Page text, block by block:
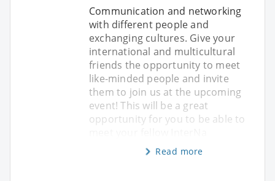
Communication and networking
with different people and
exchanging cultures. Give your
international and multicultural
friends the opportunity to meet
like-minded people and invite
them to join us at the upcoming
event! This will be a great
opportunity for you to be able to
Read more